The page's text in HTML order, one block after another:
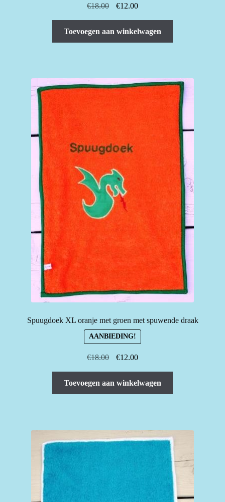
€18.00
Oorspronkelijke
was:
€18.00.
€12.00Huidige
is:
€12.00.
Toevoegen aan winkelwagen
Spuugdoek XL oranje met groen met spuwende draak
AANBIEDING!
€18.00
Oorspronkelijke
was:
€18.00.
€12.00Huidige
is:
€12.00.
Toevoegen aan winkelwagen